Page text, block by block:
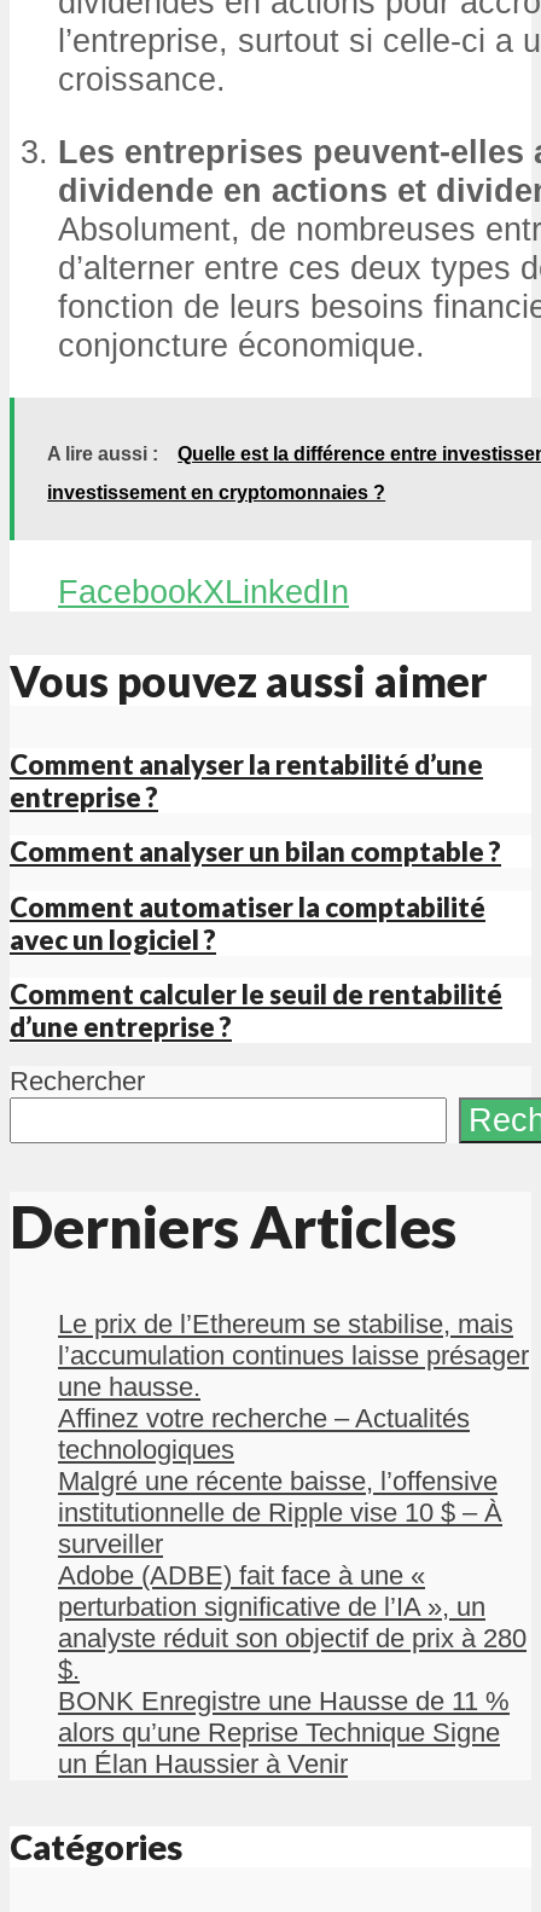
l’entreprise, surtout si celle-ci a
croissance.
Les entreprises peuvent-elles
dividende en actions et
Absolument, de nombreuses
d’alterner entre ces deux types
fonction de leurs besoins
conjoncture économique.
A lire aussi :
Quelle est la différence entre
investissement en cryptomonnaies ?
FacebookXLinkedIn
Vous pouvez aussi aimer
Comment analyser la rentabilité d’une
entreprise ?
Comment analyser un bilan comptable ?
Comment automatiser la comptabilité
avec un logiciel ?
Comment calculer le seuil de rentabilité
d’une entreprise ?
Rechercher
Derniers Articles
Le prix de l’Ethereum se stabilise, mais
l’accumulation continues laisse présager
une hausse.
Affinez votre recherche – Actualités
technologiques
Malgré une récente baisse, l’offensive
institutionnelle de Ripple vise 10 $ – À
surveiller
Adobe (ADBE) fait face à une «
perturbation significative de l’IA », un
analyste réduit son objectif de prix à 280
$.
BONK Enregistre une Hausse de 11 %
alors qu’une Reprise Technique Signe
un Élan Haussier à Venir
Catégories